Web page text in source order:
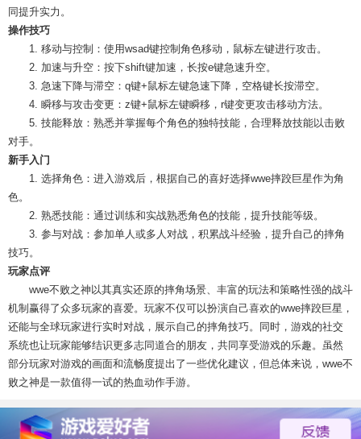
同提升实力。
操作技巧
1. 移动与控制：使用wsad键控制角色移动，鼠标左键进行攻击。
2. 加速与升空：按下shift键加速，长按e键急速升空。
3. 急速下降与滞空：q键+鼠标左键急速下降，空格键长按滞空。
4. 瞬移与攻击变更：z键+鼠标左键瞬移，r键变更攻击移动方法。
5. 技能释放：熟悉并掌握每个角色的独特技能，合理释放技能以击败
对手。
新手入门
1. 选择角色：进入游戏后，根据自己的喜好选择wwe摔跤巨星作为角
色。
2. 熟悉技能：通过训练和实战熟悉角色的技能，提升技能等级。
3. 参与对战：参加单人或多人对战，积累战斗经验，提升自己的摔角
技巧。
玩家点评
wwe不败之神以其真实还原的摔角场景、丰富的玩法和策略性强的战斗
机制赢得了众多玩家的喜爱。玩家不仅可以扮演自己喜欢的wwe摔跤巨星，
还能与全球玩家进行实时对战，展示自己的摔角技巧。同时，游戏的社交
系统也让玩家能够结识更多志同道合的朋友，共同享受游戏的乐趣。虽然
部分玩家对游戏的画面和流畅度提出了一些优化建议，但总体来说，wwe不
败之神是一款值得一试的热血动作手游。